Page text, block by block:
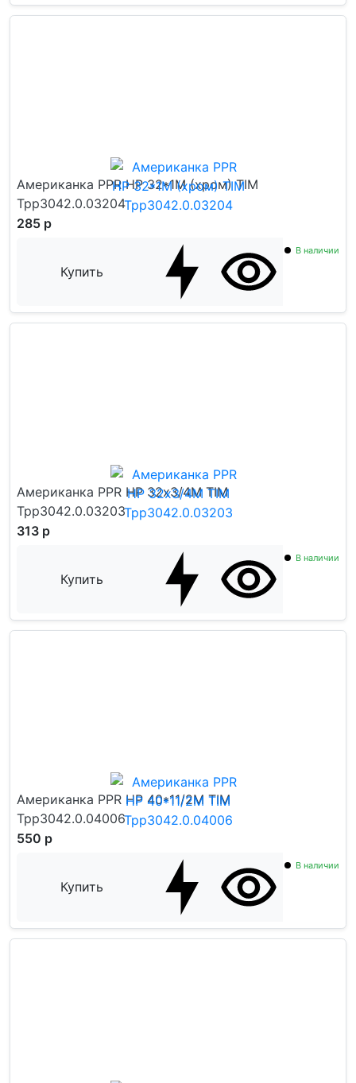
Американка PPR НР 32*1M (хром) TIM
Tpp3042.0.03204
285 р
Купить
В наличии
Американка PPR НР 32x3/4M TIM
Tpp3042.0.03203
313 р
Купить
В наличии
Американка PPR НР 40*11/2M TIM
Tpp3042.0.04006
550 р
Купить
В наличии